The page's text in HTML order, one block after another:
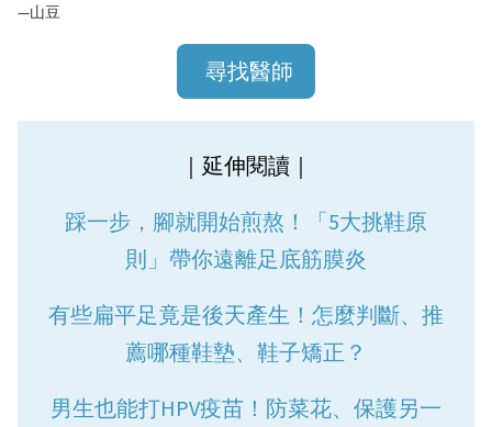
—山豆
尋找醫師
｜延伸閱讀｜
踩一步，腳就開始煎熬！「5大挑鞋原
則」帶你遠離足底筋膜炎
有些扁平足竟是後天產生！怎麼判斷、推
薦哪種鞋墊、鞋子矯正？
男生也能打HPV疫苗！防菜花、保護另一